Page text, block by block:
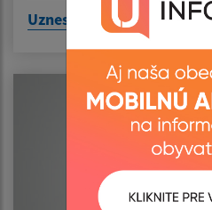
Uznesenie č. 244/2026 -